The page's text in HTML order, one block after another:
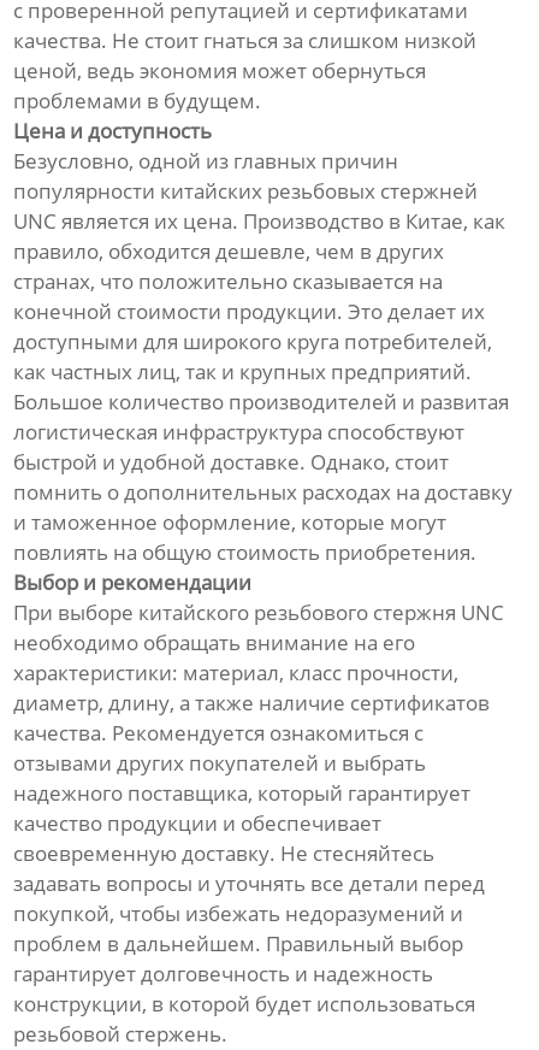
с проверенной репутацией и сертификатами
качества. Не стоит гнаться за слишком низкой
ценой, ведь экономия может обернуться
проблемами в будущем.
Цена и доступность
Безусловно, одной из главных причин
популярности китайских резьбовых стержней
UNC является их цена. Производство в Китае, как
правило, обходится дешевле, чем в других
странах, что положительно сказывается на
конечной стоимости продукции. Это делает их
доступными для широкого круга потребителей,
как частных лиц, так и крупных предприятий.
Большое количество производителей и развитая
логистическая инфраструктура способствуют
быстрой и удобной доставке. Однако, стоит
помнить о дополнительных расходах на доставку
и таможенное оформление, которые могут
повлиять на общую стоимость приобретения.
Выбор и рекомендации
При выборе китайского резьбового стержня UNC
необходимо обращать внимание на его
характеристики: материал, класс прочности,
диаметр, длину, а также наличие сертификатов
качества. Рекомендуется ознакомиться с
отзывами других покупателей и выбрать
надежного поставщика, который гарантирует
качество продукции и обеспечивает
своевременную доставку. Не стесняйтесь
задавать вопросы и уточнять все детали перед
покупкой, чтобы избежать недоразумений и
проблем в дальнейшем. Правильный выбор
гарантирует долговечность и надежность
конструкции, в которой будет использоваться
резьбовой стержень.